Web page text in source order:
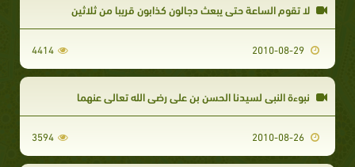
لا تقوم الساعة حتى يبعث دجالون كذابون قريبا من ثلاثين
4414
نبوءة النبي لسيدنا الحسن بن على رضي الله تعالى عنهما
3594